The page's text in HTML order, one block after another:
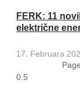
FERK: 11
električne
17. Februara
Page